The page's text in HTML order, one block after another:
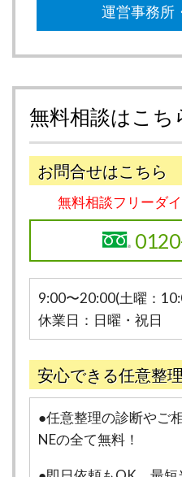
運営事務所
無料相談はこち
お問合せはこちら
無料相談フリーダ
9:00〜20:00(土曜：
休業日：日曜・祝日
安心できる任意整
●任意整理の診断やご
NEの全て無料！